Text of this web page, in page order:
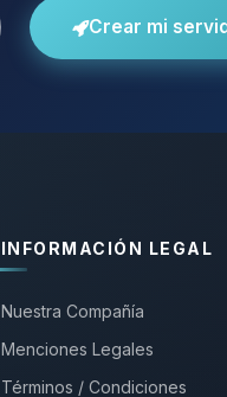
Crear mi
INFORMACIÓN LEGAL
Nuestra Compañía
Menciones Legales
Términos / Condiciones